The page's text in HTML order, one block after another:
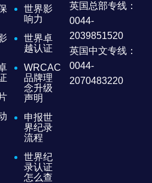
世界影
响力
世界卓
越认证
WRCAC
品牌理
念升级
声明
申报世
界纪录
流程
世界纪
录认证
怎么查
英国总部专线：
0044-
2039851520
英国中文专线：
0044-
2070483220